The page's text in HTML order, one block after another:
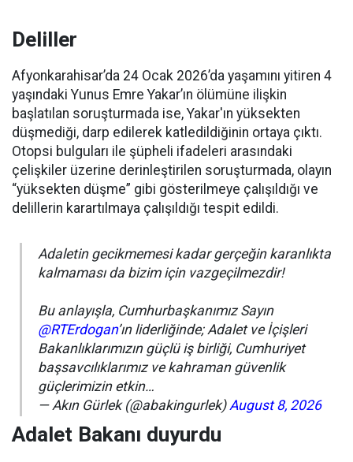
Deliller
Afyonkarahisar’da 24 Ocak 2026’da yaşamını yitiren 4
yaşındaki Yunus Emre Yakar’ın ölümüne ilişkin
başlatılan soruşturmada ise, Yakar'ın yüksekten
düşmediği, darp edilerek katledildiğinin ortaya çıktı.
Otopsi bulguları ile şüpheli ifadeleri arasındaki
çelişkiler üzerine derinleştirilen soruşturmada, olayın
“yüksekten düşme” gibi gösterilmeye çalışıldığı ve
delillerin karartılmaya çalışıldığı tespit edildi.
Adaletin gecikmemesi kadar gerçeğin karanlıkta
kalmaması da bizim için vazgeçilmezdir!
Bu anlayışla, Cumhurbaşkanımız Sayın
@RTErdogan’ın liderliğinde; Adalet ve İçişleri
Bakanlıklarımızın güçlü iş birliği, Cumhuriyet
başsavcılıklarımız ve kahraman güvenlik
güçlerimizin etkin…
— Akın Gürlek (@abakingurlek)August 8, 2026
Adalet Bakanı duyurdu